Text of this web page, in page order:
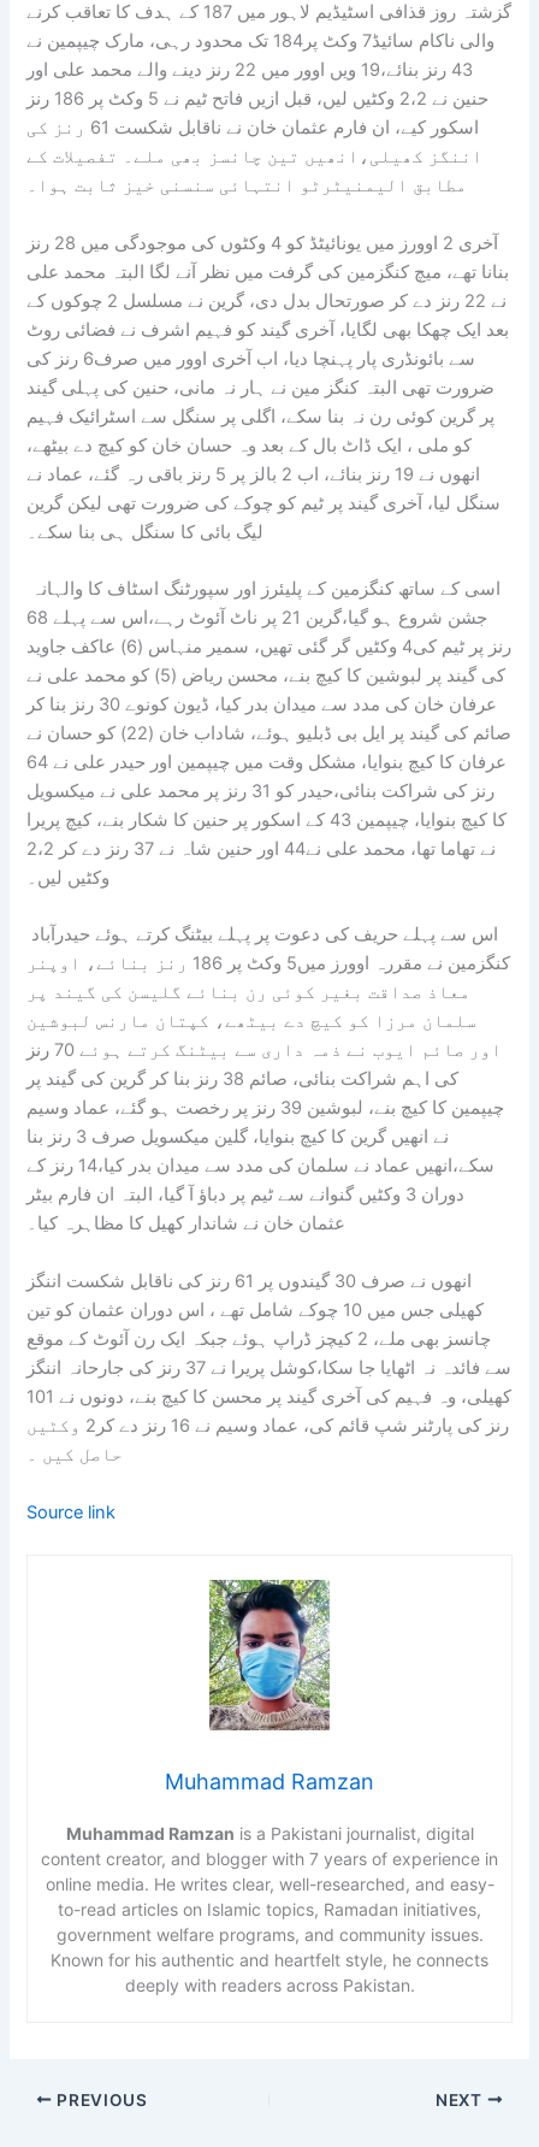
گزشتہ روز قذافی اسٹیڈیم لاہور میں 187 کے ہدف کا تعاقب کرنے
والی ناکام سائیڈ7 وکٹ پر184 تک محدود رہی، مارک چیپمین نے
43 رنز بنائے،19 ویں اوور میں 22 رنز دینے والے محمد علی اور
حنین نے 2،2 وکٹیں لیں، قبل ازیں فاتح ٹیم نے 5 وکٹ پر 186 رنز
اسکور کیے، ان فارم عثمان خان نے ناقابل شکست 61 رنز کی
اننگز کھیلی،انھیں تین چانسز بھی ملے۔ تفصیلات کے
مطابق الیمنیٹرٹو انتہائی سنسنی خیز ثابت ہوا۔
آخری 2 اوورز میں یونائیٹڈ کو 4 وکٹوں کی موجودگی میں 28 رنز
بنانا تھے، میچ کنگزمین کی گرفت میں نظر آنے لگا البتہ محمد علی
نے 22 رنز دے کر صورتحال بدل دی، گرین نے مسلسل 2 چوکوں کے
بعد ایک چھکا بھی لگایا، آخری گیند کو فہیم اشرف نے فضائی روٹ
سے بائونڈری پار پہنچا دیا، اب آخری اوور میں صرف6 رنز کی
ضرورت تھی البتہ کنگز مین نے ہار نہ مانی، حنین کی پہلی گیند
پر گرین کوئی رن نہ بنا سکے، اگلی پر سنگل سے اسٹرائیک فہیم
کو ملی ، ایک ڈاٹ بال کے بعد وہ حسان خان کو کیچ دے بیٹھے،
انھوں نے 19 رنز بنائے، اب 2 بالز پر 5 رنز باقی رہ گئے، عماد نے
سنگل لیا، آخری گیند پر ٹیم کو چوکے کی ضرورت تھی لیکن گرین
لیگ بائی کا سنگل ہی بنا سکے۔
جشن شروع ہو گیا،گرین 21 پر ناٹ آئوٹ رہے،اس سے پہلے 68
رنز پر ٹیم کی4 وکٹیں گر گئی تھیں، سمیر منہاس (6) عاکف جاوید
کی گیند پر لبوشین کا کیچ بنے، محسن ریاض (5) کو محمد علی نے
عرفان خان کی مدد سے میدان بدر کیا، ڈیون کونوے 30 رنز بنا کر
صائم کی گیند پر ایل بی ڈبلیو ہوئے، شاداب خان (22) کو حسان نے
عرفان کا کیچ بنوایا، مشکل وقت میں چیپمین اور حیدر علی نے 64
رنز کی شراکت بنائی،حیدر کو 31 رنز پر محمد علی نے میکسویل
کا کیچ بنوایا، چیپمین 43 کے اسکور پر حنین کا شکار بنے، کیچ پریرا
نے تھاما تھا، محمد علی نے44 اور حنین شاہ نے 37 رنز دے کر 2،2
وکٹیں لیں۔
کنگزمین نے مقررہ اوورز میں5 وکٹ پر 186 رنز بنائے، اوپنر
معاذ صداقت بغیر کوئی رن بنائے گلیسن کی گیند پر
سلمان مرزا کو کیچ دے بیٹھے، کپتان مارنس لبوشین
اور صائم ایوب نے ذمہ داری سے بیٹنگ کرتے ہوئے 70 رنز
کی اہم شراکت بنائی، صائم 38 رنز بنا کر گرین کی گیند پر
چیپمین کا کیچ بنے، لبوشین 39 رنز پر رخصت ہو گئے، عماد وسیم
نے انھیں گرین کا کیچ بنوایا، گلین میکسویل صرف 3 رنز بنا
سکے،انھیں عماد نے سلمان کی مدد سے میدان بدر کیا،14 رنز کے
دوران 3 وکٹیں گنوانے سے ٹیم پر دباؤ آ گیا، البتہ ان فارم بیٹر
عثمان خان نے شاندار کھیل کا مظاہرہ کیا۔
انھوں نے صرف 30 گیندوں پر 61 رنز کی ناقابل شکست اننگز
کھیلی جس میں 10 چوکے شامل تھے ، اس دوران عثمان کو تین
چانسز بھی ملے، 2 کیچز ڈراپ ہوئے جبکہ ایک رن آئوٹ کے موقع
سے فائدہ نہ اٹھایا جا سکا،کوشل پریرا نے 37 رنز کی جارحانہ اننگز
کھیلی، وہ فہیم کی آخری گیند پر محسن کا کیچ بنے، دونوں نے 101
رنز کی پارٹنر شپ قائم کی، عماد وسیم نے 16 رنز دے کر2 وکٹیں
حاصل کیں ۔
Source link
Muhammad Ramzan
Muhammad Ramzan is a Pakistani journalist, digital
content creator, and blogger with 7 years of experience in
online media. He writes clear, well-researched, and easy-
to-read articles on Islamic topics, Ramadan initiatives,
government welfare programs, and community issues.
Known for his authentic and heartfelt style, he connects
deeply with readers across Pakistan.
PREVIOUS NEXT